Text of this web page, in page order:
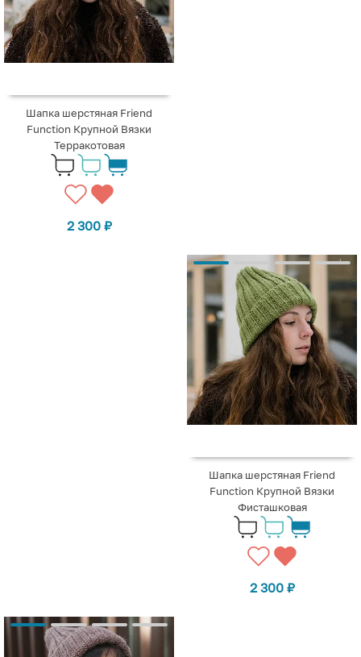
Шапка шерстяная Friend
Function Крупной Вязки
Терракотовая
2 300 ₽
Шапка шерстяная Friend
Function Крупной Вязки
Фисташковая
2 300 ₽